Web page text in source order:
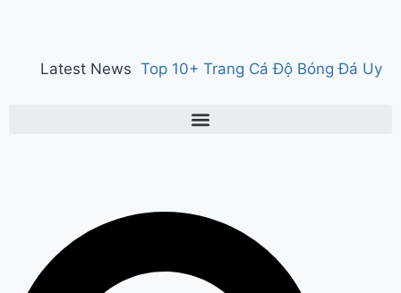
Latest News Top 10+ Trang Cá Độ Bóng Đá Uy
कार्यक्रम, CM सैनी ने कहा- ‘वंदे मातरम्’
राष्ट्र की आत्मा, पहचान और गौरव
land scam case में पूर्व CM भूपेंद्र हुड्डा